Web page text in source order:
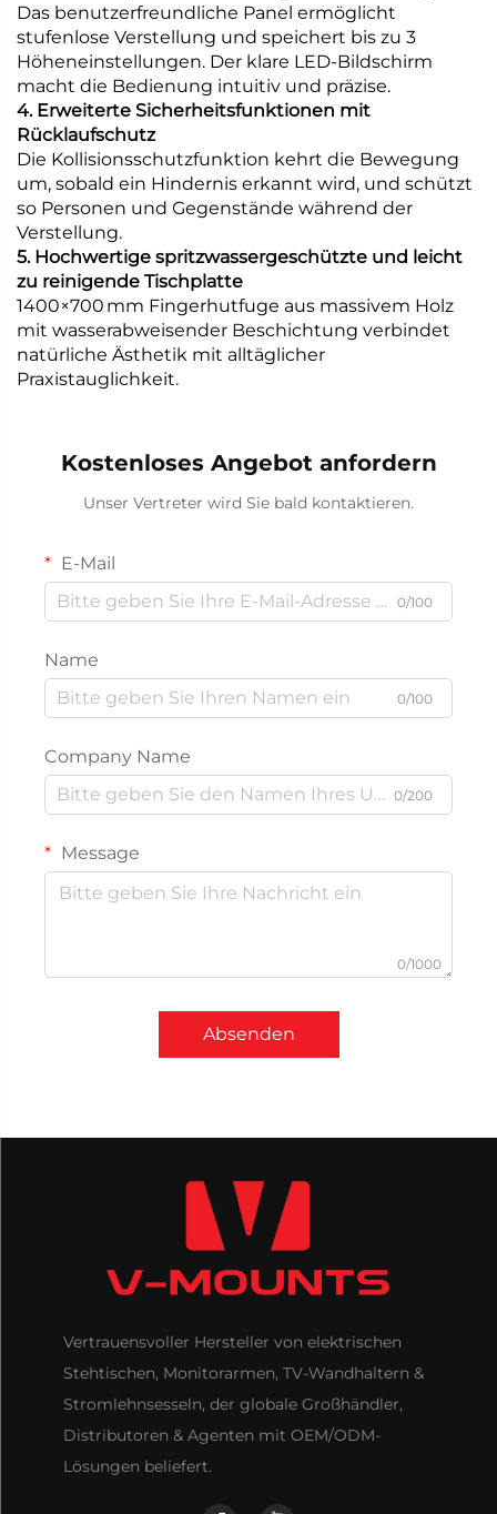
Das benutzerfreundliche Panel ermöglicht
stufenlose Verstellung und speichert bis zu 3
Höheneinstellungen. Der klare LED-Bildschirm
macht die Bedienung intuitiv und präzise.
4. Erweiterte Sicherheitsfunktionen mit
Rücklaufschutz
Die Kollisionsschutzfunktion kehrt die Bewegung
um, sobald ein Hindernis erkannt wird, und schützt
so Personen und Gegenstände während der
Verstellung.
5. Hochwertige spritzwassergeschützte und leicht
zu reinigende Tischplatte
1400×700 mm Fingerhutfuge aus massivem Holz
mit wasserabweisender Beschichtung verbindet
natürliche Ästhetik mit alltäglicher
Praxistauglichkeit.
Kostenloses Angebot anfordern
Unser Vertreter wird Sie bald kontaktieren.
E-Mail
0/100
Name
0/100
Company Name
0/200
Message
0/1000
Absenden
Vertrauensvoller Hersteller von elektrischen
Stehtischen, Monitorarmen, TV-Wandhaltern &
Stromlehnsesseln, der globale Großhändler,
Distributoren & Agenten mit OEM/ODM-
Lösungen beliefert.